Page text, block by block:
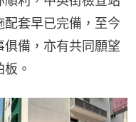
套早已完備，至今
備，亦有共同願望
。